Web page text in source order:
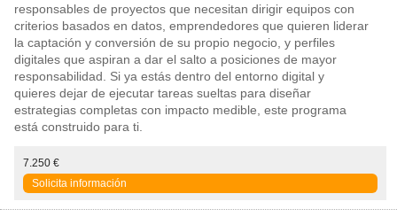
responsables de proyectos que necesitan dirigir equipos con
criterios basados en datos, emprendedores que quieren liderar
la captación y conversión de su propio negocio, y perfiles
digitales que aspiran a dar el salto a posiciones de mayor
responsabilidad. Si ya estás dentro del entorno digital y
quieres dejar de ejecutar tareas sueltas para diseñar
estrategias completas con impacto medible, este programa
está construido para ti.
7.250 €
Solicita información